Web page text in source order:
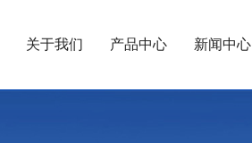
关于我们 产品中心 新闻中心